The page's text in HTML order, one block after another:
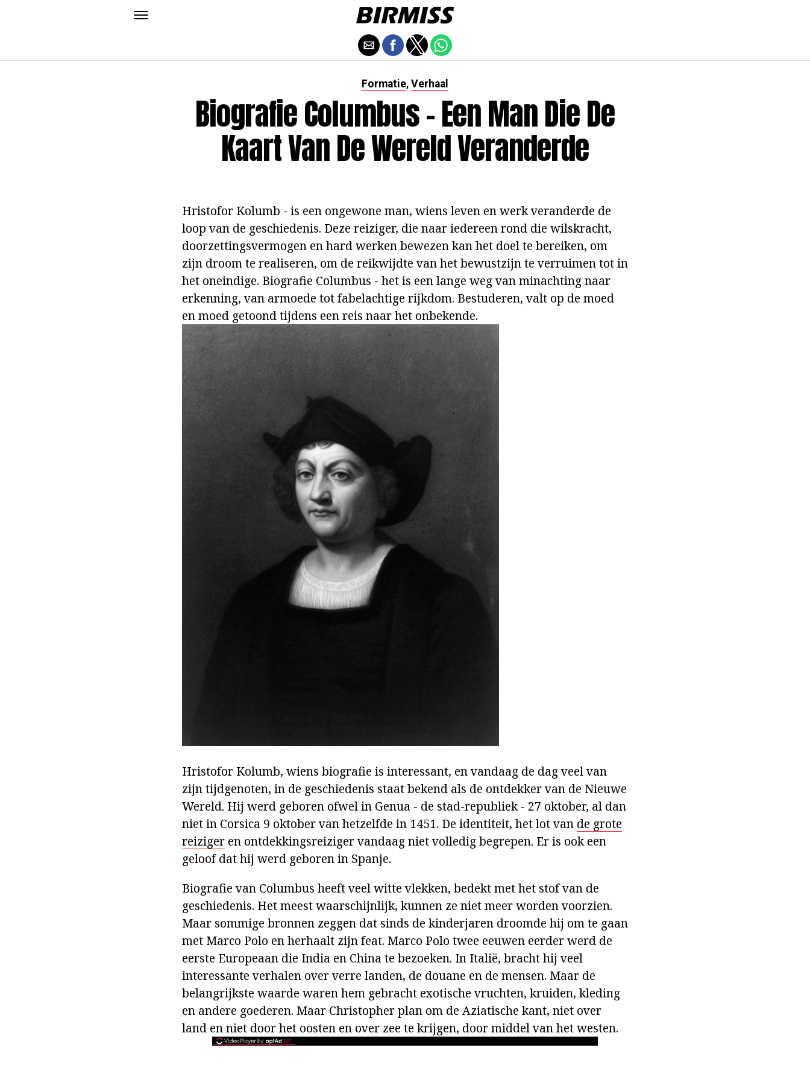
Formatie, Verhaal
Biografie Columbus - Een Man Die De
Kaart Van De Wereld Veranderde
Hristofor Kolumb - is een ongewone man, wiens leven en werk veranderde de
loop van de geschiedenis. Deze reiziger, die naar iedereen rond die wilskracht,
doorzettingsvermogen en hard werken bewezen kan het doel te bereiken, om
zijn droom te realiseren, om de reikwijdte van het bewustzijn te verruimen tot in
het oneindige. Biografie Columbus - het is een lange weg van minachting naar
erkenning, van armoede tot fabelachtige rijkdom. Bestuderen, valt op de moed
en moed getoond tijdens een reis naar het onbekende.
Hristofor Kolumb, wiens biografie is interessant, en vandaag de dag veel van
zijn tijdgenoten, in de geschiedenis staat bekend als de ontdekker van de Nieuwe
Wereld. Hij werd geboren ofwel in Genua - de stad-republiek - 27 oktober, al dan
niet in Corsica 9 oktober van hetzelfde in 1451. De identiteit, het lot van de grote
reiziger en ontdekkingsreiziger vandaag niet volledig begrepen. Er is ook een
geloof dat hij werd geboren in Spanje.
Biografie van Columbus heeft veel witte vlekken, bedekt met het stof van de
geschiedenis. Het meest waarschijnlijk, kunnen ze niet meer worden voorzien.
Maar sommige bronnen zeggen dat sinds de kinderjaren droomde hij om te gaan
met Marco Polo en herhaalt zijn feat. Marco Polo twee eeuwen eerder werd de
eerste Europeaan die India en China te bezoeken. In Italië, bracht hij veel
interessante verhalen over verre landen, de douane en de mensen. Maar de
belangrijkste waarde waren hem gebracht exotische vruchten, kruiden, kleding
en andere goederen. Maar Christopher plan om de Aziatische kant, niet over
land en niet door het oosten en over zee te krijgen, door middel van het westen.